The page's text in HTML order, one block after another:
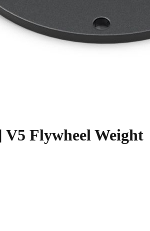
V5 Flywheel Weight